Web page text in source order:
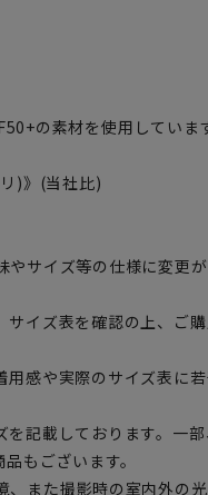
の素材を使用していま
)》(当社比)
サイズ等の仕様に変更
イズ表を確認の上、ご
感や実際のサイズ表に
記載しております。一
もございます。
また撮影時の室内外の